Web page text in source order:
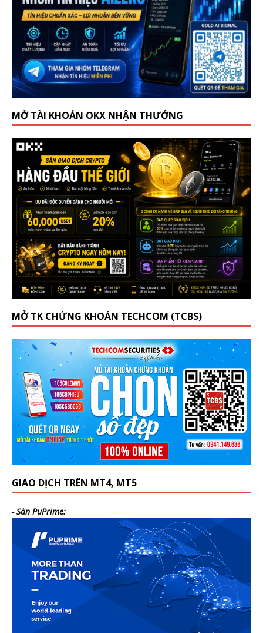
MỞ TÀI KHOẢN OKX NHẬN THƯỞNG
MỞ TK CHỨNG KHOÁN TECHCOM (TCBS)
GIAO DỊCH TRÊN MT4, MT5
- Sàn PuPrime: